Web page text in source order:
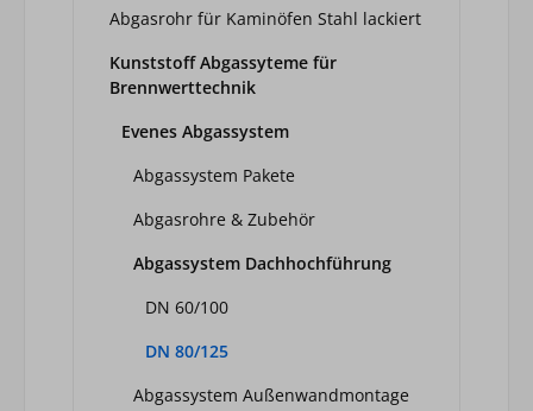
Abgasrohr für Kaminöfen Stahl lackiert
Kunststoff Abgassyteme für
Brennwerttechnik
Evenes Abgassystem
Abgassystem Pakete
Abgasrohre & Zubehör
Abgassystem Dachhochführung
DN 60/100
DN 80/125
Abgassystem Außenwandmontage